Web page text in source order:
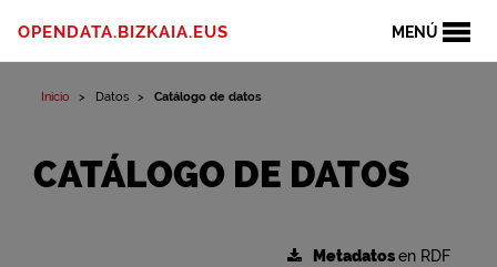
MENÚ
OPENDATA.BIZKAIA.EUS
Inicio Datos Catálogo de datos
CATÁLOGO DE DATOS
Metadatosen RDF